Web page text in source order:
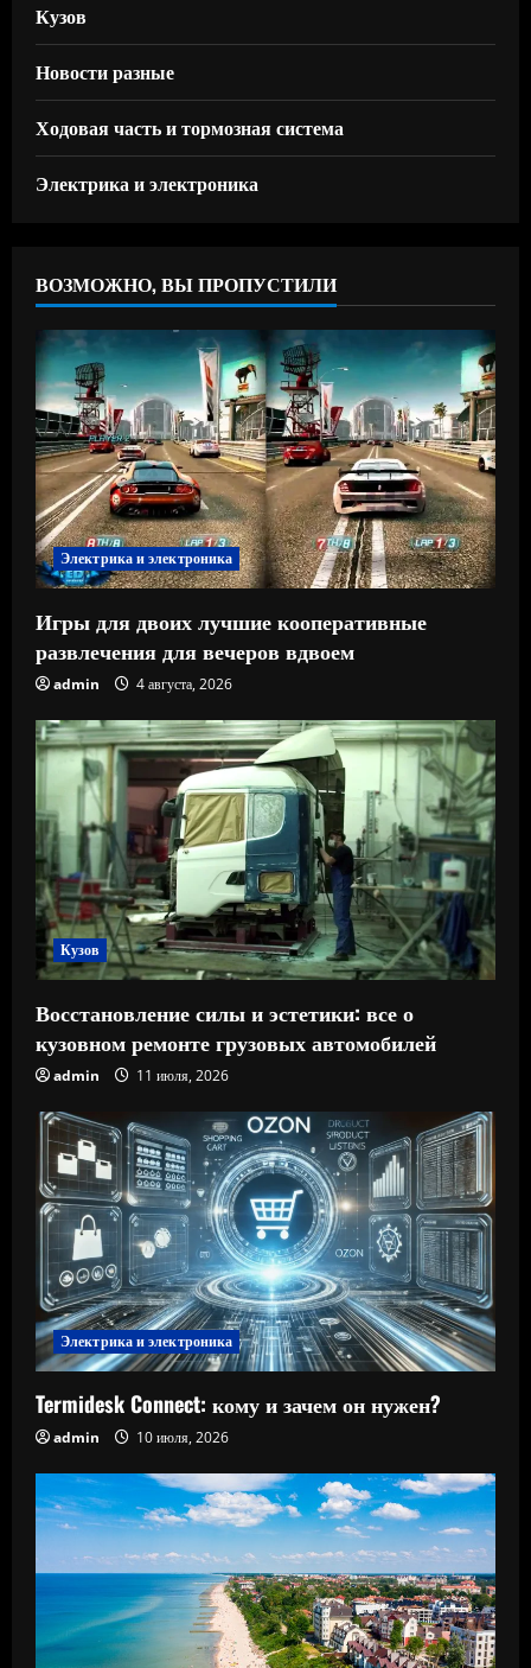
Кузов
Новости разные
Ходовая часть и тормозная система
Электрика и электроника
ВОЗМОЖНО, ВЫ ПРОПУСТИЛИ
Электрика и электроника
Игры для двоих лучшие кооперативные
развлечения для вечеров вдвоем
admin 4 августа, 2026
Кузов
Восстановление силы и эстетики: все о
кузовном ремонте грузовых автомобилей
admin 11 июля, 2026
Электрика и электроника
Termidesk Connect: кому и зачем он нужен?
admin 10 июля, 2026